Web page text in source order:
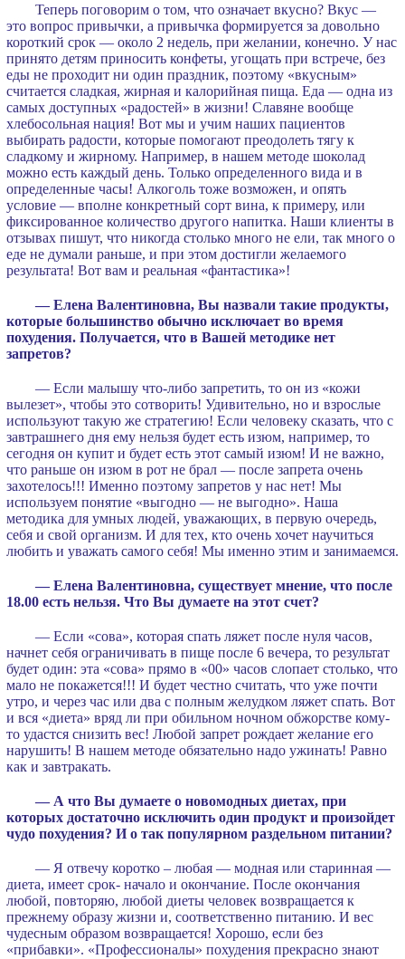
Теперь поговорим о том, что означает вкусно? Вкус —
это вопрос привычки, а привычка формируется за довольно
короткий срок — около 2 недель, при желании, конечно. У нас
принято детям приносить конфеты, угощать при встрече, без
еды не проходит ни один праздник, поэтому «вкусным»
считается сладкая, жирная и калорийная пища. Еда — одна из
самых доступных «радостей» в жизни! Славяне вообще
хлебосольная нация! Вот мы и учим наших пациентов
выбирать радости, которые помогают преодолеть тягу к
сладкому и жирному. Например, в нашем методе шоколад
можно есть каждый день. Только определенного вида и в
определенные часы! Алкоголь тоже возможен, и опять
условие — вполне конкретный сорт вина, к примеру, или
фиксированное количество другого напитка. Наши клиенты в
отзывах пишут, что никогда столько много не ели, так много о
еде не думали раньше, и при этом достигли желаемого
результата! Вот вам и реальная «фантастика»!
— Елена Валентиновна, Вы назвали такие продукты,
которые большинство обычно исключает во время
похудения. Получается, что в Вашей методике нет
запретов?
— Если малышу что-либо запретить, то он из «кожи
вылезет», чтобы это сотворить! Удивительно, но и взрослые
используют такую же стратегию! Если человеку сказать, что с
завтрашнего дня ему нельзя будет есть изюм, например, то
сегодня он купит и будет есть этот самый изюм! И не важно,
что раньше он изюм в рот не брал — после запрета очень
захотелось!!! Именно поэтому запретов у нас нет! Мы
используем понятие «выгодно — не выгодно». Наша
методика для умных людей, уважающих, в первую очередь,
себя и свой организм. И для тех, кто очень хочет научиться
любить и уважать самого себя! Мы именно этим и занимаемся.
— Елена Валентиновна, существует мнение, что после
18.00 есть нельзя. Что Вы думаете на этот счет?
— Если «сова», которая спать ляжет после нуля часов,
начнет себя ограничивать в пище после 6 вечера, то результат
будет один: эта «сова» прямо в «00» часов слопает столько, что
мало не покажется!!! И будет честно считать, что уже почти
утро, и через час или два с полным желудком ляжет спать. Вот
и вся «диета» вряд ли при обильном ночном обжорстве кому-
то удастся снизить вес! Любой запрет рождает желание его
нарушить! В нашем методе обязательно надо ужинать! Равно
как и завтракать.
— А что Вы думаете о новомодных диетах, при
которых достаточно исключить один продукт и произойдет
чудо похудения? И о так популярном раздельном питании?
— Я отвечу коротко – любая — модная или старинная —
диета, имеет срок- начало и окончание. После окончания
любой, повторяю, любой диеты человек возвращается к
прежнему образу жизни и, соответственно питанию. И вес
чудесным образом возвращается! Хорошо, если без
«прибавки». «Профессионалы» похудения прекрасно знают